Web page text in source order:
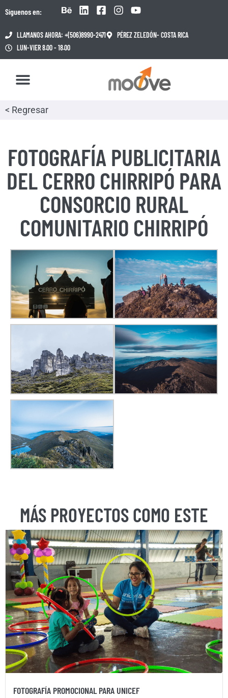
Síguenos en:
LLAMANOS AHORA: +(506)8990-2471
PÉREZ ZELEDÓN- COSTA RICA
LUN-VIER 8.00 - 18.00
< Regresar
FOTOGRAFÍA PUBLICITARIA
DEL CERRO CHIRRIPÓ PARA
CONSORCIO RURAL
COMUNITARIO CHIRRIPÓ
MÁS PROYECTOS COMO ESTE
FOTOGRAFÍA PROMOCIONAL PARA UNICEF